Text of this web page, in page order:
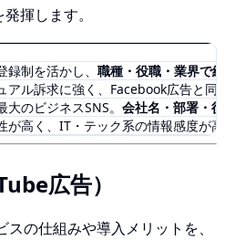
揮します。
録制を活かし、 職種・役職・業界で絞
アル訴求に強く、Facebook広告と同
大のビジネスSNS。 会社名・部署・役
が高く、IT・テック系の情報感度が高
広告）
の仕組みや導入メリットを、